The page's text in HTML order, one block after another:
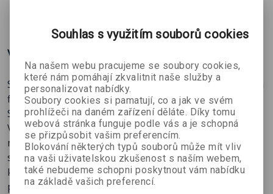
úspěch i u českých čtenářů.
Více o knize
Série knih o černé čarodějce Sonee se uzavírá ve velkém
finále!
Sonea nemá ani po dvaceti letech od velké bitvy klid.
Vztahy mezi Kyralií a Sachakou jsou napjaté, do toho
musí hlavní hrdinka řešit své vlastní problémy. Jejího
syna Lorkina po návratu od Zrádkyň zajal sachakanský
král a Sonea se po letech opět vydává do míst, která jí
před lety naprosto změnila život.
Souhlas s využitím souborů cookies
Na našem webu pracujeme se soubory cookies,
které nám pomáhají zkvalitnit naše služby a
personalizovat nabídky.
Soubory cookies si pamatují, co a jak ve svém
prohlížeči na daném zařízení děláte. Díky tomu
webová stránka funguje podle vás a je schopná
se přizpůsobit vašim preferencím.
Blokování některých typů souborů může mít vliv
na vaši uživatelskou zkušenost s naším webem,
také nebudeme schopni poskytnout vám nabídku
na základě vašich preferencí.